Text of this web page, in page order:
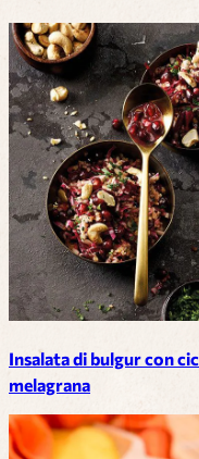
Insalata di bulgur con
melagrana